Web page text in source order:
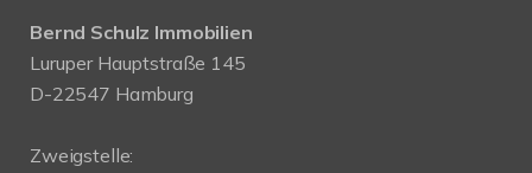
Bernd Schulz Immobilien
Luruper Hauptstraße 145
D-22547 Hamburg
Zweigstelle: